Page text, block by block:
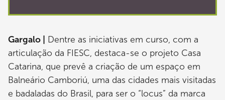
Gargalo |
Dentre as iniciativas em curso, com a
articulação da FIESC, destaca-se o projeto Casa
Catarina, que prevê a criação de um espaço em
Balneário Camboriú, uma das cidades mais visitadas
e badaladas do Brasil, para ser o “locus” da marca